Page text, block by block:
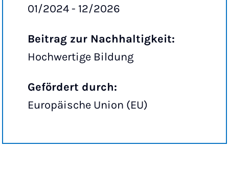
01/2024 - 12/2026
Beitrag zur Nachhaltigkeit:
Hochwertige Bildung
Gefördert durch:
Europäische Union (EU)